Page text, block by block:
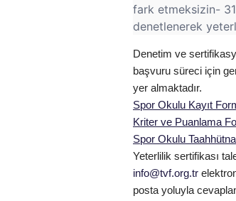
fark etmeksizin-
denetlenerek
Denetim ve
başvuru süreci için
yer almaktadır.
Spor Okulu Kayıt
Kriter ve Puanlama
Spor Okulu
Yeterlilik sertifikası
info@tvf.org.tr
posta yoluyla